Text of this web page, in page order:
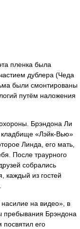
пленка была
дублера (Чеда
были смонтированы
путём наложения
Брэндона Ли
кладбище «Лэйк-Вью»
Линда, его мать,
После траурного
собрались
каждый из гостей
на видео», в
пребывания Брэндона
его